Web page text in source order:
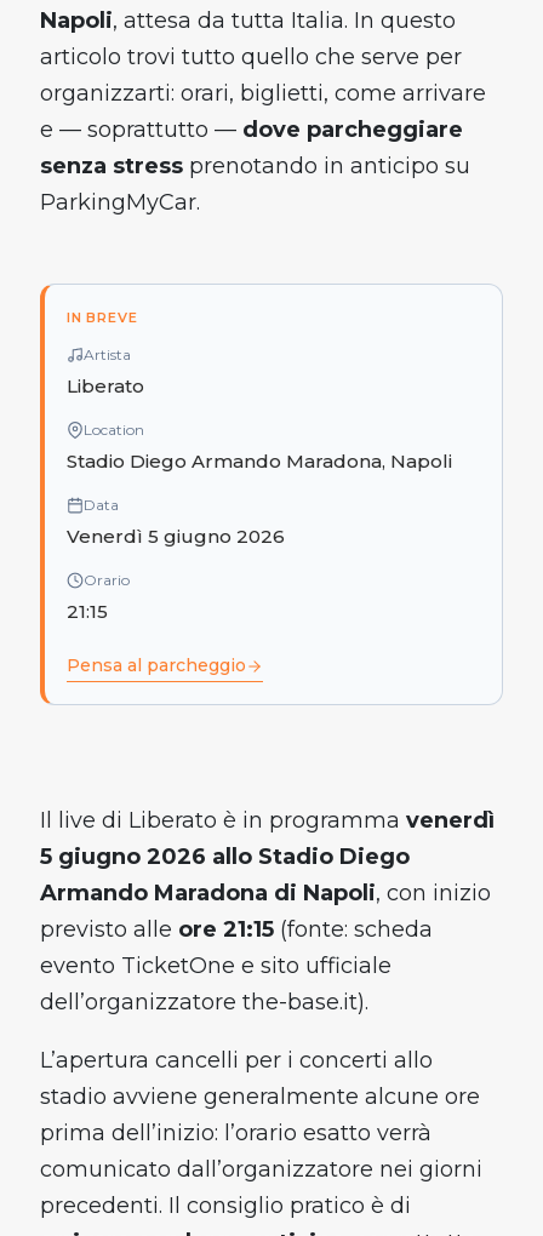
Napoli, attesa da tutta Italia. In questo
articolo trovi tutto quello che serve per
organizzarti: orari, biglietti, come arrivare
e — soprattutto — dove parcheggiare
senza stress prenotando in anticipo su
ParkingMyCar.
IN BREVE
Artista
Liberato
Location
Stadio Diego Armando Maradona, Napoli
Data
Venerdì 5 giugno 2026
Orario
21:15
Pensa al parcheggio
Il live di Liberato è in programma venerdì
5 giugno 2026 allo Stadio Diego
Armando Maradona di Napoli, con inizio
previsto alle ore 21:15 (fonte: scheda
evento TicketOne e sito ufficiale
dell’organizzatore the-base.it).
L’apertura cancelli per i concerti allo
stadio avviene generalmente alcune ore
prima dell’inizio: l’orario esatto verrà
comunicato dall’organizzatore nei giorni
precedenti. Il consiglio pratico è di